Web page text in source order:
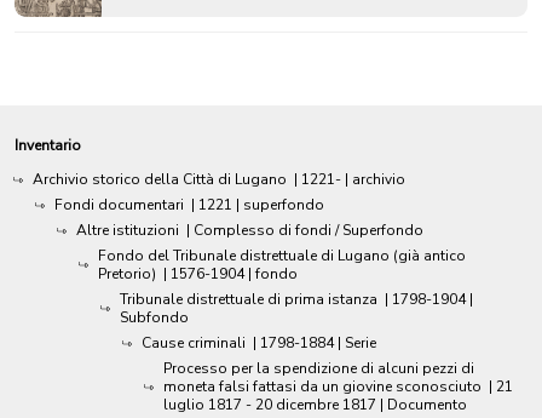
Inventario
Archivio storico della Città di Lugano | 1221- | archivio
Fondi documentari | 1221 | superfondo
Altre istituzioni | Complesso di fondi / Superfondo
Fondo del Tribunale distrettuale di Lugano (già antico
Pretorio) | 1576-1904 | fondo
Tribunale distrettuale di prima istanza | 1798-1904 |
Subfondo
Cause criminali | 1798-1884 | Serie
Processo per la spendizione di alcuni pezzi di
moneta falsi fattasi da un giovine sconosciuto | 21
luglio 1817 - 20 dicembre 1817 | Documento